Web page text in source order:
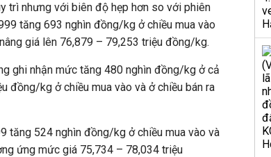
trì nhưng với biên độ hẹp hơn so với phiên
tăng 693 nghìn đồng/kg ở chiều mua vào
giá lên 76,879 – 79,253 triệu đồng/kg.
ghi nhận mức tăng 480 nghìn đồng/kg ở cả
đồng/kg ở chiều mua vào và ở chiều bán ra
tăng 524 nghìn đồng/kg ở chiều mua vào và
ứng mức giá 75,734 – 78,034 triệu